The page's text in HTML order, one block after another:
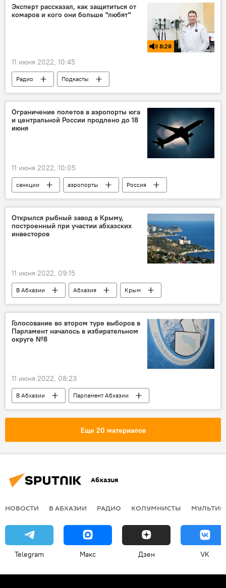
Министерство обороны РФ
Эксперт рассказал, как защититься от
комаров и кого они больше "любят"
8:28
11 июня 2022, 10:45
Радио Подкасты
Ограничение полетов в аэропорты юга
и центральной России продлено до 18
июня
11 июня 2022, 10:05
санкции аэропорты Россия
Открылся рыбный завод в Крыму,
построенный при участии абхазских
инвесторов
11 июня 2022, 09:15
В Абхазии Абхазия
Крым
Россия
Экономика
Голосование во втором туре выборов в
Парламент началось в избирательном
округе №8
11 июня 2022, 08:23
В Абхазии
Парламент Абхазии
Выборы в Парламент Абхазии
Абхазия
Еще 20 материалов
Абхазия
НОВОСТИ В АБХАЗИИ РАДИО КОЛУМНИСТЫ
Telegram Макс Дзен VK